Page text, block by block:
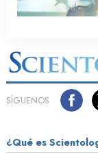
SÍGUENOS
¿Qué es